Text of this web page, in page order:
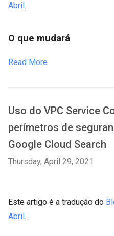
Abril.
O que mudará
Read More
Uso do VPC Service
perímetros de
Google Cloud Search
Thursday, April 29, 2021
Este artigo é a tradução do
Abril.